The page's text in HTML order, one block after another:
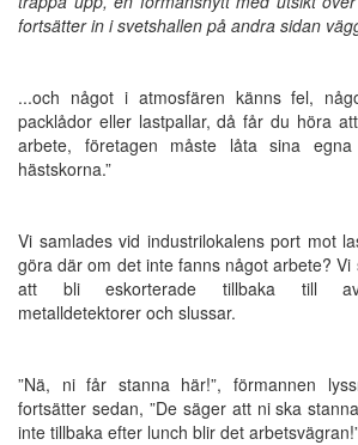
fortsätter in i svetshallen på andra sidan
...och något i atmosfären känns fel,
packlådor eller lastpallar, då får du höra
arbete, företagen måste låta sina
hästskorna.”
Vi samlades vid industrilokalens port mot
göra där om det inte fanns något arbete? Vi
att bli eskorterade tillbaka till
metalldetektorer och slussar.
”Nä, ni får stanna här!”, förmannen
fortsätter sedan, ”De säger att ni ska
inte tillbaka efter lunch blir det